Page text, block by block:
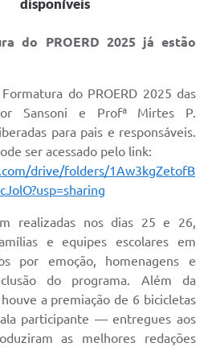
disponíveis
do PROERD 2025 já estão
do PROERD 2025 das
Sansoni e Profª Mirtes P.
para pais e responsáveis.
ser acessado pelo link:
drive/folders/1Aw3kgZetofB
realizadas nos dias 25 e 26,
e equipes escolares em
por emoção, homenagens e
do programa. Além da
a premiação de 6 bicicletas
participante — entregues aos
as melhores redações